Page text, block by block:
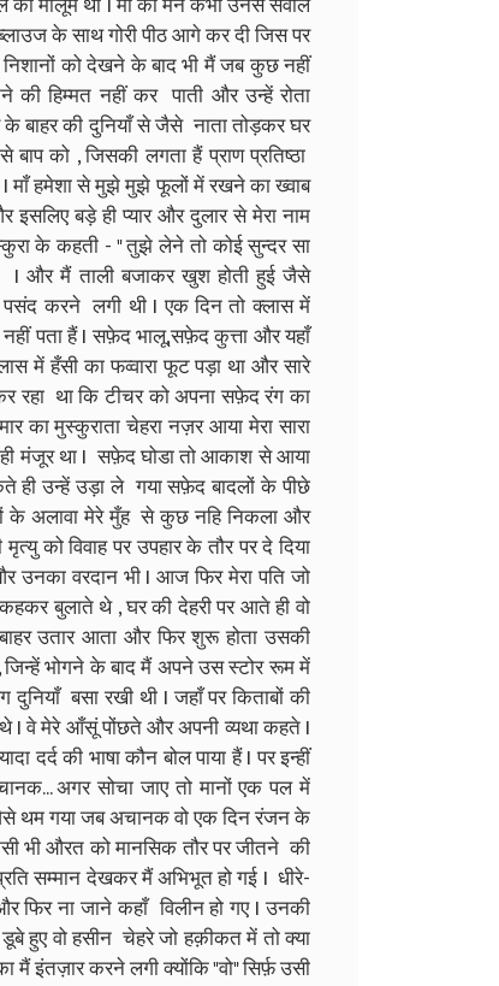
के साथ गोरी पीठ आगे कर दी जिस पर
को देखने के बाद भी मैं जब कुछ नहीं
हिम्मत नहीं कर पाती और उन्हें रोता
बाहर की दुनियाँ से जैसे नाता तोड़कर घर
बाप को , जिसकी लगता हैं प्राण प्रतिष्ठा
माँ हमेशा से मुझे मुझे फूलों में रखने का ख्वाब
बड़े ही प्यार और दुलार से मेरा नाम
के कहती - " तुझे लेने तो कोई सुन्दर सा
और मैं ताली बजाकर खुश होती हुई जैसे
करने लगी थी I एक दिन तो क्लास में
पता हैं I सफ़ेद भालू,सफ़ेद कुत्ता और यहाँ
में हँसी का फव्वारा फूट पड़ा था और सारे
रहा था कि टीचर को अपना सफ़ेद रंग का
का मुस्कुराता चेहरा नज़र आया मेरा सारा
मंजूर था I सफ़ेद घोडा तो आकाश से आया
उन्हें उड़ा ले गया सफ़ेद बादलों के पीछे
के अलावा मेरे मुँह से कुछ नहि निकला और
को विवाह पर उपहार के तौर पर दे दिया
उनका वरदान भी I आज फिर मेरा पति जो
बुलाते थे , घर की देहरी पर आते ही वो
उतार आता और फिर शुरू होता उसकी
भोगने के बाद मैं अपने उस स्टोर रूम में
बसा रखी थी I जहाँ पर किताबों की
थे I वे मेरे आँसूं पोंछते और अपनी व्यथा कहते I
की भाषा कौन बोल पाया हैं I पर इन्हीं
अगर सोचा जाए तो मानों एक पल में
थम गया जब अचानक वो एक दिन रंजन के
भी औरत को मानसिक तौर पर जीतने की
सम्मान देखकर मैं अभिभूत हो गई I धीरे-
ना जाने कहाँ विलीन हो गए I उनकी
हुए वो हसीन चेहरे जो हक़ीकत में तो क्या
इंतज़ार करने लगी क्योंकि "वो" सिर्फ़ उसी